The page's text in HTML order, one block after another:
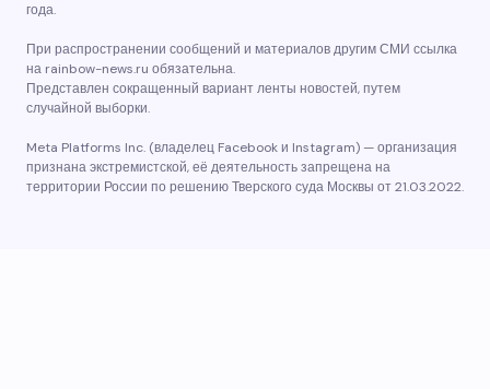
года.
При распространении сообщений и материалов другим СМИ ссылка
на rainbow-news.ru обязательна.
Представлен сокращенный вариант ленты новостей, путем
случайной выборки.
Meta Platforms Inc. (владелец Facebook и Instagram) — организация
признана экстремистской, её деятельность запрещена на
территории России по решению Тверского суда Москвы от 21.03.2022.